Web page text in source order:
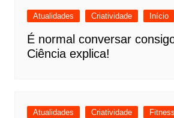
Atualidades Criatividade Início
É normal conversar
Ciência explica!
Atualidades Criatividade Fitness